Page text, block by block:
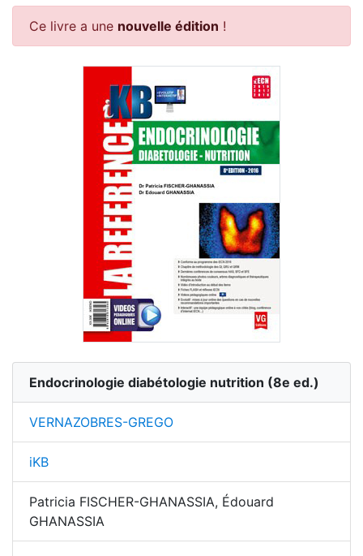
Ce livre a une nouvelle édition !
Endocrinologie diabétologie nutrition (8e ed.)
VERNAZOBRES-GREGO
iKB
Patricia FISCHER-GHANASSIA, Édouard
GHANASSIA